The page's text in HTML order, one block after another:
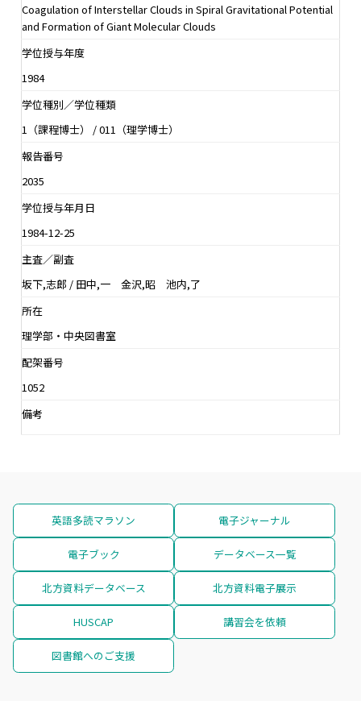
Coagulation of Interstellar Clouds in Spiral Gravitational Potential
and Formation of Giant Molecular Clouds
学位授与年度
1984
学位種別／学位種類
1（課程博士） / 011（理学博士）
報告番号
2035
学位授与年月日
1984-12-25
主査／副査
坂下,志郎 / 田中,一 金沢,昭 池内,了
所在
理学部・中央図書室
配架番号
1052
備考
英語多読マラソン 電子ジャーナル
電子ブック データベース一覧
北方資料データベース 北方資料電子展示
HUSCAP 講習会を依頼
図書館へのご支援